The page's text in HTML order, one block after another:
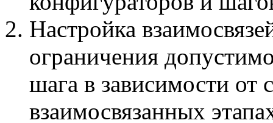
Настройка
ограничения
шага в зависимости от
взаимосвязанных